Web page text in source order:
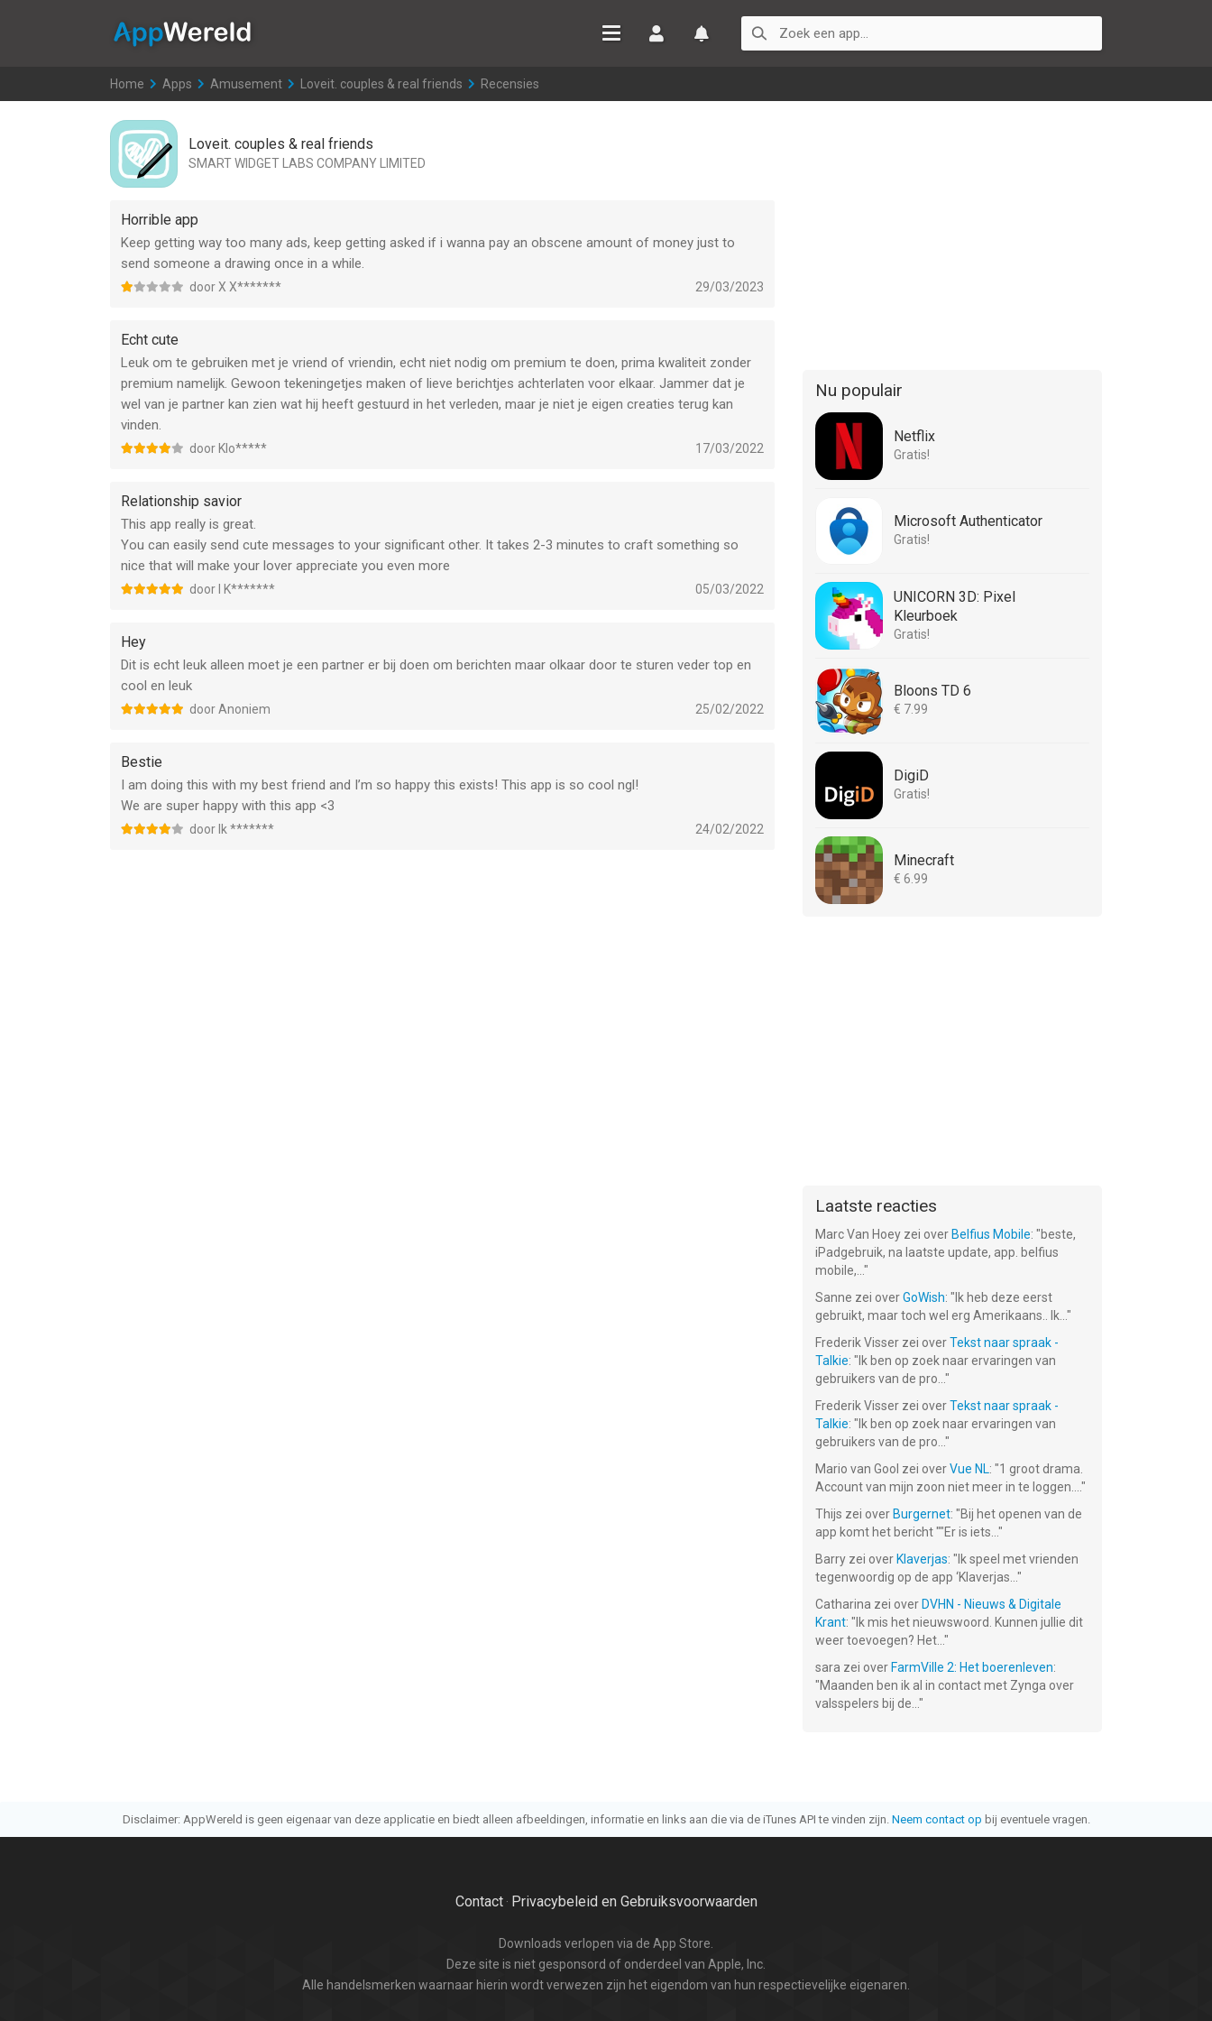
Home >
Apps >
Amusement >Loveit. couples & real friends >
Recensies
Loveit. couples & real friends
SMART WIDGET LABS COMPANY LIMITED
Horrible app
Keep getting way too many ads, keep getting asked if i wanna pay an obscene amount of money just to
send someone a drawing once in a while.
door X X******* 29/03/2023
Echt cute
Leuk om te gebruiken met je vriend of vriendin, echt niet nodig om premium te doen, prima kwaliteit zonder
premium namelijk. Gewoon tekeningetjes maken of lieve berichtjes achterlaten voor elkaar. Jammer dat je
wel van je partner kan zien wat hij heeft gestuurd in het verleden, maar je niet je eigen creaties terug kan
vinden.
door Klo***** 17/03/2022
Relationship savior
This app really is great.
You can easily send cute messages to your significant other. It takes 2-3 minutes to craft something so
nice that will make your lover appreciate you even more
door I K******* 05/03/2022
Hey
Dit is echt leuk alleen moet je een partner er bij doen om berichten maar olkaar door te sturen veder top en
cool en leuk
door Anoniem 25/02/2022
Bestie
I am doing this with my best friend and I’m so happy this exists! This app is so cool ngl!
We are super happy with this app <3
door Ik ******* 24/02/2022
Nu populair
Netflix
Gratis!
Microsoft Authenticator
Gratis!
UNICORN 3D: Pixel
Kleurboek
Gratis!
Bloons TD 6
€ 7.99
DigiD
Gratis!
Minecraft
€ 6.99
Laatste reacties
Marc Van Hoey zei over Belfius Mobile: "beste,
iPadgebruik, na laatste update, app. belfius
mobile,... "
Sanne zei overGoWish: " Ik heb deze eerst
gebruikt, maar toch wel erg Amerikaans.. Ik... "
Frederik Visser zei overTekst naar spraak -
Talkie: " Ik ben op zoek naar ervaringen van
gebruikers van de pro... "
Frederik Visser zei overTekst naar spraak -
Talkie: " Ik ben op zoek naar ervaringen van
gebruikers van de pro... "
Mario van Gool zei overVue NL: "1 groot drama.
Account van mijn zoon niet meer in te loggen.... "
Thijs zei over Burgernet: "Bij het openen van de
app komt het bericht ""Er is iets... "
Barry zei over Klaverjas: " Ik speel met vrienden
tegenwoordig op de app ‘Klaverjas... "
Catharina zei over DVHN - Nieuws & Digitale
Krant: " Ik mis het nieuwswoord. Kunnen jullie dit
weer toevoegen? Het... "
sara zei over FarmVille 2: Het boerenleven:
"Maanden ben ik al in contact met Zynga over
valsspelers bij de... "
Disclaimer: AppWereld is geen eigenaar van deze applicatie en biedt alleen afbeeldingen, informatie en links aan die via de iTunes API te vinden zijn. Neem contact op bij eventuele vragen.
Contact· Privacybeleid en Gebruiksvoorwaarden
Downloads verlopen via de App Store.
Deze site is niet gesponsord of onderdeel van Apple, Inc.
Alle handelsmerken waarnaar hierin wordt verwezen zijn het eigendom van hun respectievelijke eigenaren.